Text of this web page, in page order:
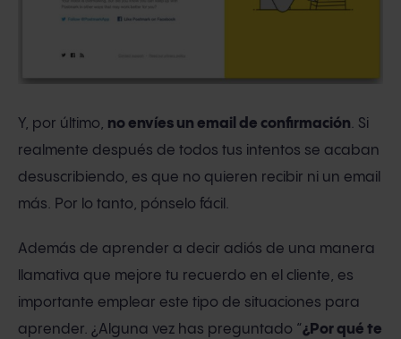
Y, por último, no envíes un email de confirmación. Si
realmente después de todos tus intentos se acaban
desuscribiendo, es que no quieren recibir ni un email
más. Por lo tanto, pónselo fácil.
Además de aprender a decir adiós de una manera
llamativa que mejore tu recuerdo en el cliente, es
importante emplear este tipo de situaciones para
aprender. ¿Alguna vez has preguntado “¿Por qué te